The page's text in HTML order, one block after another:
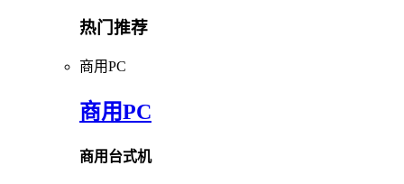
热门推荐
商用PC
商用PC
商用台式机